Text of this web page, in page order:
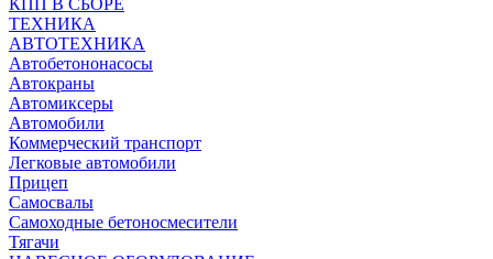
КПП В СБОРЕ
ТЕХНИКА
АВТОТЕХНИКА
Автобетононасосы
Автокраны
Автомиксеры
Автомобили
Коммерческий транспорт
Легковые автомобили
Прицеп
Самосвалы
Самоходные бетоносмесители
Тягачи